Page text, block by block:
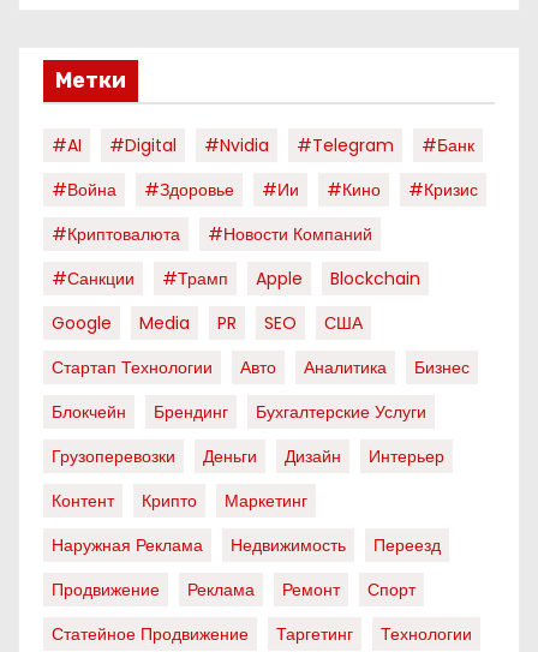
Метки
#AI #digital #nvidia #telegram
#банк
#война
#здоровье #ии #кино
#кризис
#криптовалюта
#новости Компаний
#санкции
#трамп Apple
Blockchain
Google
Media PR SEO
США
Стартап Технологии
Авто Аналитика
Бизнес
Блокчейн
Брендинг
Бухгалтерские Услуги
Грузоперевозки
Деньги Дизайн
Интерьер
Контент
Крипто
Маркетинг
Наружная Реклама
Недвижимость
Переезд
Продвижение
Реклама Ремонт
Спорт
Статейное Продвижение
Таргетинг Технологии